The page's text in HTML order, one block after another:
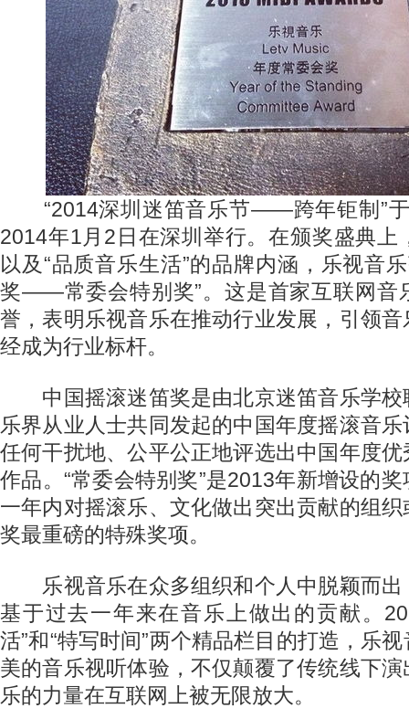
“2014深圳迷笛音乐节——跨年钜制”
2014年1月2日在深圳举行。在颁奖盛典上
以及“品质音乐生活”的品牌内涵，乐视音
奖——常委会特别奖”。这是首家互联网音
誉，表明乐视音乐在推动行业发展，引领
经成为行业标杆。
中国摇滚迷笛奖是由北京迷笛音乐学校
乐界从业人士共同发起的中国年度摇滚音
任何干扰地、公平公正地评选出中国年度
作品。“常委会特别奖”是2013年新增设的
一年内对摇滚乐、文化做出突出贡献的组
奖最重磅的特殊奖项。
乐视音乐在众多组织和个人中脱颖而出
基于过去一年来在音乐上做出的贡献。
活”和“特写时间”两个精品栏目的打造，乐
美的音乐视听体验，不仅颠覆了传统线下
乐的力量在互联网上被无限放大。